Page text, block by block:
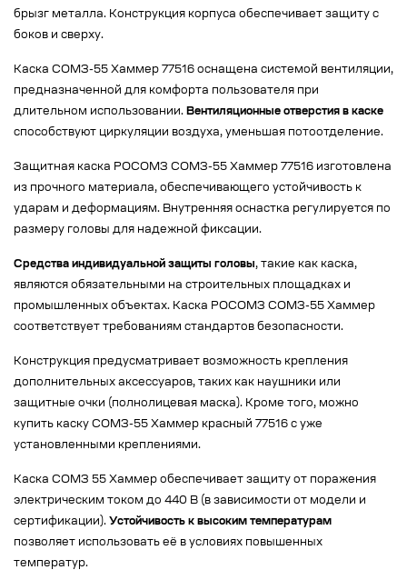
брызг металла. Конструкция корпуса обеспечивает защиту с
боков и сверху.
Каска СОМЗ-55 Хаммер 77516 оснащена системой вентиляции,
предназначенной для комфорта пользователя при
длительном использовании. Вентиляционные отверстия в каске
способствуют циркуляции воздуха, уменьшая потоотделение.
Защитная каска РОСОМЗ СОМЗ-55 Хаммер 77516 изготовлена
из прочного материала, обеспечивающего устойчивость к
ударам и деформациям. Внутренняя оснастка регулируется по
размеру головы для надежной фиксации.
Средства индивидуальной защиты головы, такие как каска,
являются обязательными на строительных площадках и
промышленных объектах. Каска РОСОМЗ СОМЗ-55 Хаммер
соответствует требованиям стандартов безопасности.
Конструкция предусматривает возможность крепления
дополнительных аксессуаров, таких как наушники или
защитные очки (полнолицевая маска). Кроме того, можно
купить каску СОМЗ-55 Хаммер красный 77516 с уже
установленными креплениями.
Каска СОМЗ 55 Хаммер обеспечивает защиту от поражения
электрическим током до 440 В (в зависимости от модели и
сертификации). Устойчивость к высоким температурам
позволяет использовать её в условиях повышенных
температур.